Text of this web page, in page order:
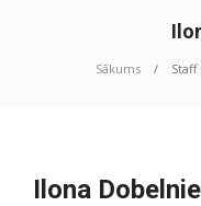
Sākums
Ilona